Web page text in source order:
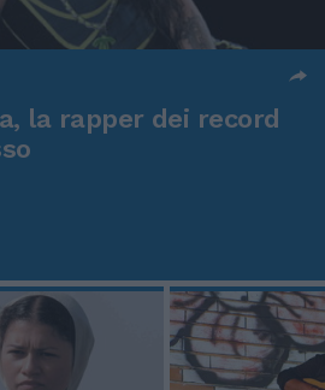
la rapper dei record